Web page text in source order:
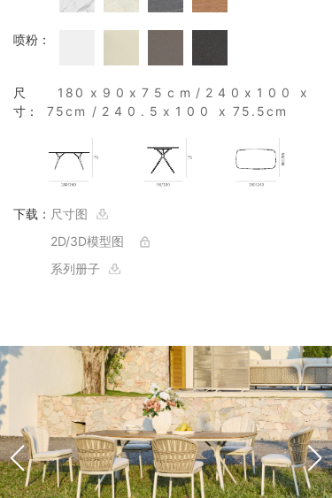
喷粉：
尺
寸：
180 x90x75cm/240x100
x
75cm / 240.5x100 x 75.5cm
下载： 尺寸图
2D/3D模型图
系列册子